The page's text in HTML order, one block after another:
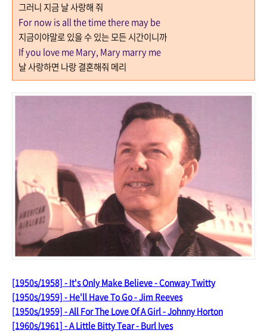
그러니 지금 날 사랑해 줘
For now is all the time there may be
지금이야말로 있을 수 있는 모든 시간이니까
If you love me Mary, Mary marry me
날 사랑하면 나랑 결혼해줘 메리
[1950s/1958] - It's Only Make Believe - Conway Twitty
[1950s/1959] - He'll Have To Go - Jim Reeves
[1950s/1959] - All For The Love Of A Girl - Johnny Horton
[1960s/1961] - A Little Bitty Tear - Burl Ives